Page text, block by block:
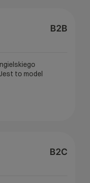
B2B
to model
B2C